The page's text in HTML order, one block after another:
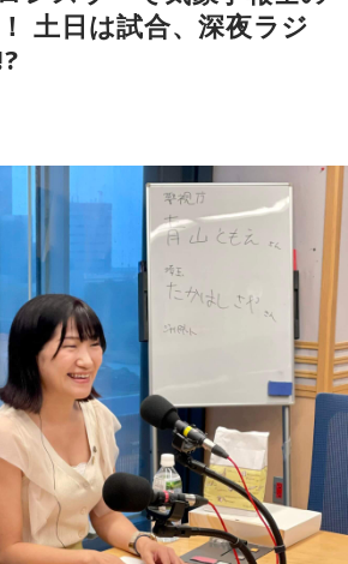
」と言って捨てようとしてる君。食
落ち込んでる君。ないよりマシだ
決まらない」と嘆いてる君。ない人
あるのか！
待っているあなた。絶対来ないよ！
」どっちでもいいよ！
ッシュドポテト？」どっちでもいい
ペン？」どっちでもいいよ！
？」どっちでもいいよ！
んだ～」・・・だからなんだよ！！
の老人ホーム、どんなとこ
てくれたお題です。
放送・高橋将市アナウンサー
してファンサービスと呼べるのか。ア
距離感を考えていく。
サービス』って言葉自体は、たとえば
ズさんのホームページの『ファンサー
るページには、サザンオールスターズ
のファンクラブとかがズラーっと並ん
ら、本当はそういう『ファンクラブ用
ういうのがファンサービスだったは
うアイドルがコンサートの会場とか
かとか、一人の人を指さして投げキッ
そういうのをどんどん狭義に『ファン
ったっぽいわね」
なっているのが、例えばステージ上で
げる『下着投げ』だったり、スイカを
ファンたちの顔面に向けてそれを吹き
土日は試合、深夜ラジ